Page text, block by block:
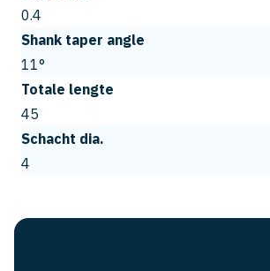
0.4
Shank taper angle
11°
Totale lengte
45
Schacht dia.
4